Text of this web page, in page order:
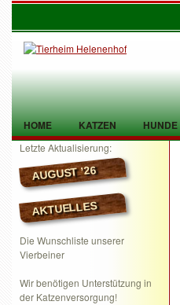
HOME KATZEN HUNDE
TIER GEFUNDEN KONTAKT
Letzte Aktualisierung:
AUGUST ’26
AKTUELLES
Die Wunschliste unserer
Vierbeiner
Wir benötigen Unterstützung in
der Katzenversorgung!